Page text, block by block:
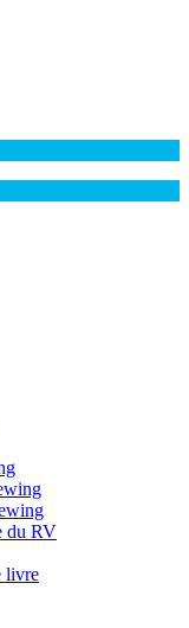
du RV
livre